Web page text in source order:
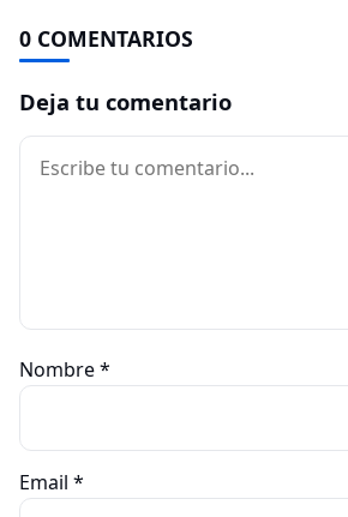
0 COMENTARIOS
Deja tu comentario
Comentario
Nombre*
Email *